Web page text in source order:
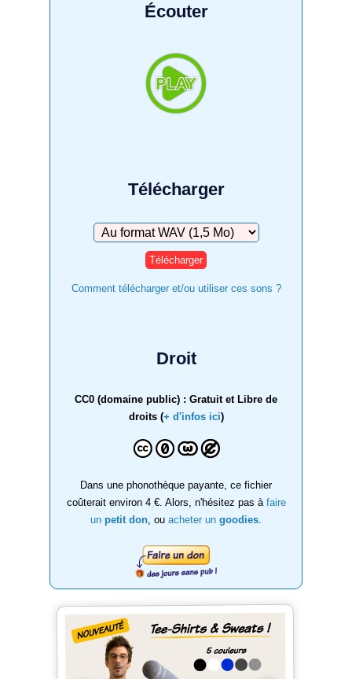
Écouter
Télécharger
Télécharger
Comment télécharger et/ou utiliser ces sons ?
Droit
CC0 (domaine public) : Gratuit et Libre de
droits (+ d'infos ici)
Dans une phonothèque payante, ce fichier
coûterait environ 4 €. Alors, n'hésitez pas à faire
un petit don , ou acheter un goodies